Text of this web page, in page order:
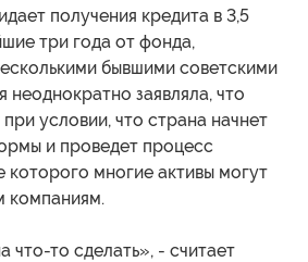
получения кредита в 3,5
три года от фонда,
бывшими советскими
заявляла, что
условии, что страна начнет
и проведет процесс
которого многие активы могут
компаниям.
что-то сделать», - считает